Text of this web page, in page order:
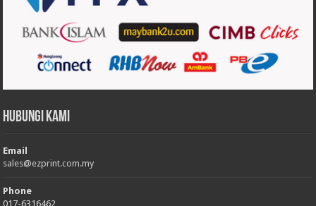
Hubungi Kami
Email
sales@ezprint.com.my
Phone
017-6316462